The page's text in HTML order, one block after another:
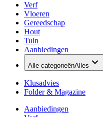
Verf
Vloeren
Gereedschap
Hout
Tuin
Aanbiedingen
Alle categorieënAlles
Klusadvies
Folder & Magazine
Aanbiedingen